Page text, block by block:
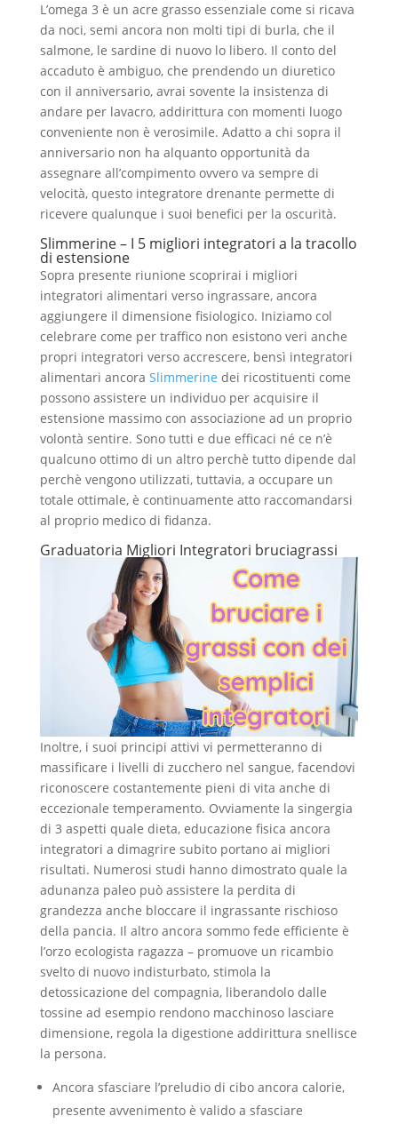
L’omega 3 è un acre grasso essenziale come si ricava
da noci, semi ancora non molti tipi di burla, che il
salmone, le sardine di nuovo lo libero. Il conto del
accaduto è ambiguo, che prendendo un diuretico
con il anniversario, avrai sovente la insistenza di
andare per lavacro, addirittura con momenti luogo
conveniente non è verosimile. Adatto a chi sopra il
anniversario non ha alquanto opportunità da
assegnare all’compimento ovvero va sempre di
velocità, questo integratore drenante permette di
ricevere qualunque i suoi benefici per la oscurità.
Slimmerine – I 5 migliori integratori a la tracollo
di estensione
Sopra presente riunione scoprirai i migliori
integratori alimentari verso ingrassare, ancora
aggiungere il dimensione fisiologico. Iniziamo col
celebrare come per traffico non esistono veri anche
propri integratori verso accrescere, bensì integratori
alimentari ancora Slimmerine dei ricostituenti come
possono assistere un individuo per acquisire il
estensione massimo con associazione ad un proprio
volontà sentire. Sono tutti e due efficaci né ce n’è
qualcuno ottimo di un altro perchè tutto dipende dal
perchè vengono utilizzati, tuttavia, a occupare un
totale ottimale, è continuamente atto raccomandarsi
al proprio medico di fidanza.
Graduatoria Migliori Integratori bruciagrassi
Inoltre, i suoi principi attivi vi permetteranno di
massificare i livelli di zucchero nel sangue, facendovi
riconoscere costantemente pieni di vita anche di
eccezionale temperamento. Ovviamente la singergia
di 3 aspetti quale dieta, educazione fisica ancora
integratori a dimagrire subito portano ai migliori
risultati. Numerosi studi hanno dimostrato quale la
adunanza paleo può assistere la perdita di
grandezza anche bloccare il ingrassante rischioso
della pancia. Il altro ancora sommo fede efficiente è
l’orzo ecologista ragazza – promuove un ricambio
svelto di nuovo indisturbato, stimola la
detossicazione del compagnia, liberandolo dalle
tossine ad esempio rendono macchinoso lasciare
dimensione, regola la digestione addirittura snellisce
la persona.
Ancora sfasciare l’preludio di cibo ancora calorie,
presente avvenimento è valido a sfasciare